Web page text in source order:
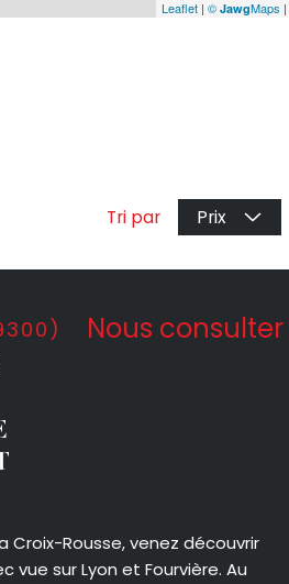
Leaflet | © JawgMaps |
Tri par Prix
Nous consulter
Rousse, venez découvrir
sur Lyon et Fourvière. Au